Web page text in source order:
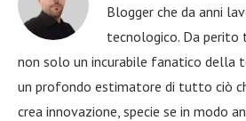
Blogger che da anni
tecnologico. Da perito
non solo un incurabile fanatico della
un profondo estimatore di tutto ciò
crea innovazione, specie se in modo